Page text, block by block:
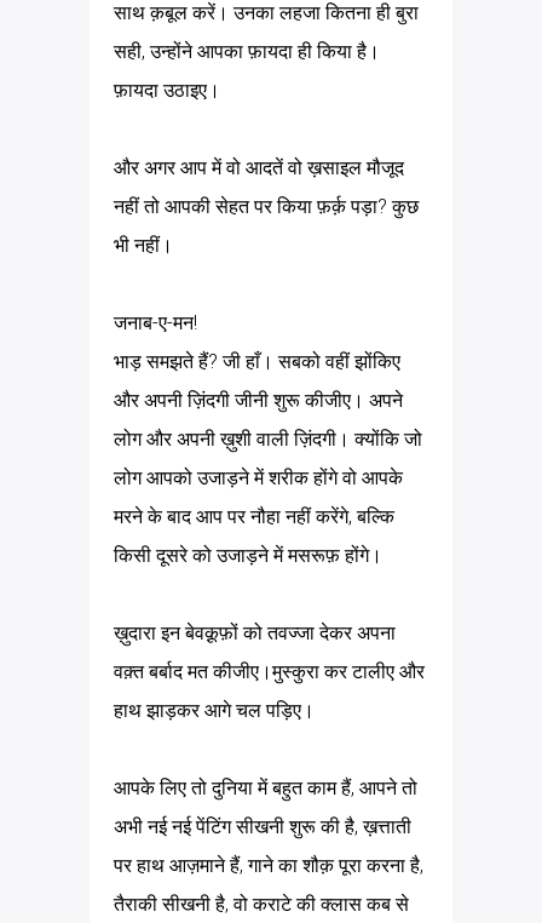
साथ क़बूल करें। उनका लहजा कितना ही बुरा
सही, उन्होंने आपका फ़ायदा ही किया है।
फ़ायदा उठाइए।
और अगर आप में वो आदतें वो ख़साइल मौजूद
नहीं तो आपकी सेहत पर किया फ़र्क़ पड़ा? कुछ
भी नहीं।
जनाब-ए-मन!
भाड़ समझते हैं? जी हाँ। सबको वहीं झोंकिए
और अपनी ज़िंदगी जीनी शुरू कीजीए। अपने
लोग और अपनी ख़ुशी वाली ज़िंदगी। क्योंकि जो
लोग आपको उजाड़ने में शरीक होंगे वो आपके
मरने के बाद आप पर नौहा नहीं करेंगे, बल्कि
किसी दूसरे को उजाड़ने में मसरूफ़ होंगे।
ख़ुदारा इन बेवक़ूफ़ों को तवज्जा देकर अपना
वक़्त बर्बाद मत कीजीए।मुस्कुरा कर टालीए और
हाथ झाड़कर आगे चल पड़िए।
आपके लिए तो दुनिया में बहुत काम हैं, आपने तो
अभी नई नई पेंटिंग सीखनी शुरू की है, ख़त्ताती
पर हाथ आज़माने हैं, गाने का शौक़ पूरा करना है,
तैराकी सीखनी है, वो कराटे की क्लास कब से